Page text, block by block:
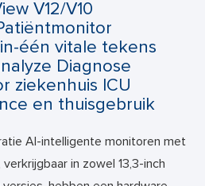
V12/V10
één vitale tekens
Diagnose
ziekenhuis ICU
en thuisgebruik
AI-intelligente monitoren met
in zowel 13,3-inch